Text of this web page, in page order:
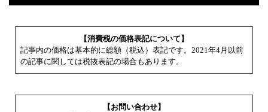
【消費税の価格表記について】
記事内の価格は基本的に総額（税込）表記です。2021年4月以前
の記事に関しては税抜表記の場合もあります。
【お問い合わせ】